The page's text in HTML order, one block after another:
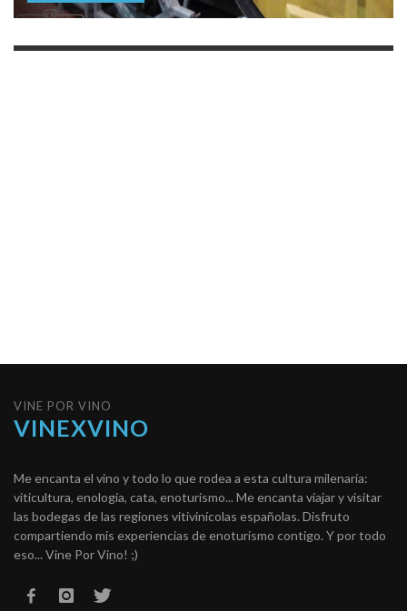
VINE POR VINO
VINEXVINO
Me encanta el vino y todo lo que rodea a esta cultura milenaria:
viticultura, enología, cata, enoturismo... Me encanta viajar y visitar
las bodegas de las regiones vitivinícolas españolas. Disfruto
compartiendo mis experiencias de enoturismo contigo. Y por todo
eso... Vine Por Vino! ;)